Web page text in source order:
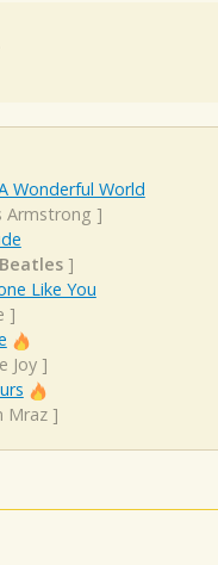
Wonderful World
Armstrong ]
]
Like You
]
Joy]
Mraz]